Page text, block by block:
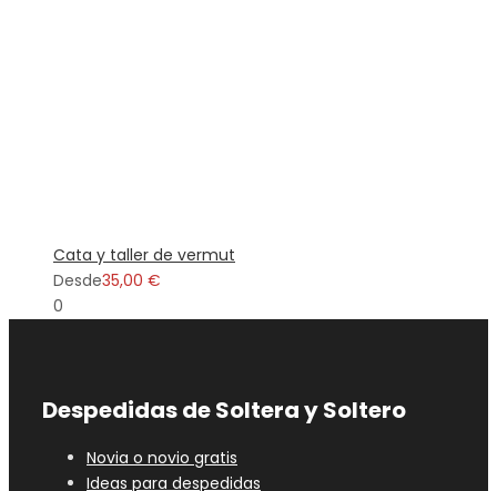
Cata y taller de vermut
Desde35,00 €
0
Despedidas de Soltera y Soltero
Novia o novio gratis
Ideas para despedidas